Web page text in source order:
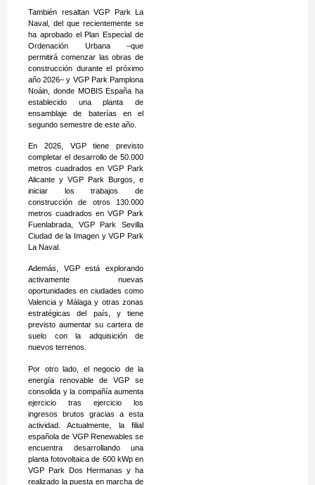
También resaltan VGP Park La
Naval, del que recientemente se
ha aprobado el Plan Especial de
Ordenación Urbana –que
permitirá comenzar las obras de
construcción durante el próximo
año 2026– y VGP Park Pamplona
Noáin, donde MOBIS España ha
establecido una planta de
ensamblaje de baterías en el
segundo semestre de este año.
En 2026, VGP tiene previsto
completar el desarrollo de 50.000
metros cuadrados en VGP Park
Alicante y VGP Park Burgos, e
iniciar los trabajos de
construcción de otros 130.000
metros cuadrados en VGP Park
Fuenlabrada, VGP Park Sevilla
Ciudad de la Imagen y VGP Park
La Naval.
Además, VGP está explorando
activamente nuevas
oportunidades en ciudades como
Valencia y Málaga y otras zonas
estratégicas del país, y tiene
previsto aumentar su cartera de
suelo con la adquisición de
nuevos terrenos.
Por otro lado, el negocio de la
energía renovable de VGP se
consolida y la compañía aumenta
ejercicio tras ejercicio los
ingresos brutos gracias a esta
actividad. Actualmente, la filial
española de VGP Renewables se
encuentra desarrollando una
planta fotovoltaica de 600 kWp en
VGP Park Dos Hermanas y ha
realizado la puesta en marcha de